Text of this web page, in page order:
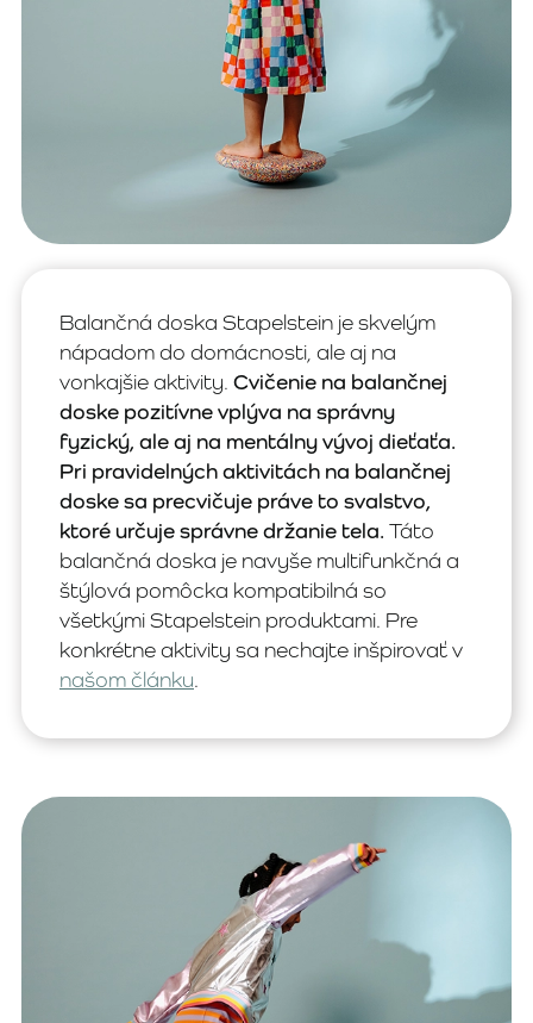
Balančná doska Stapelstein je skvelým
nápadom do domácnosti, ale aj na
vonkajšie aktivity. Cvičenie na balančnej
doske pozitívne vplýva na správny
fyzický, ale aj na mentálny vývoj dieťaťa.
Pri pravidelných aktivitách na balančnej
doske sa precvičuje práve to svalstvo,
ktoré určuje správne držanie tela. Táto
balančná doska je navyše multifunkčná a
štýlová pomôcka kompatibilná so
všetkými Stapelstein produktami. Pre
konkrétne aktivity sa nechajte inšpirovať v
našom článku.